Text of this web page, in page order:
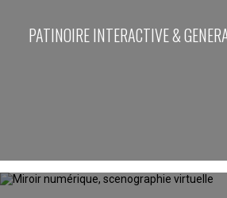
PATINOIRE INTERACTIVE &